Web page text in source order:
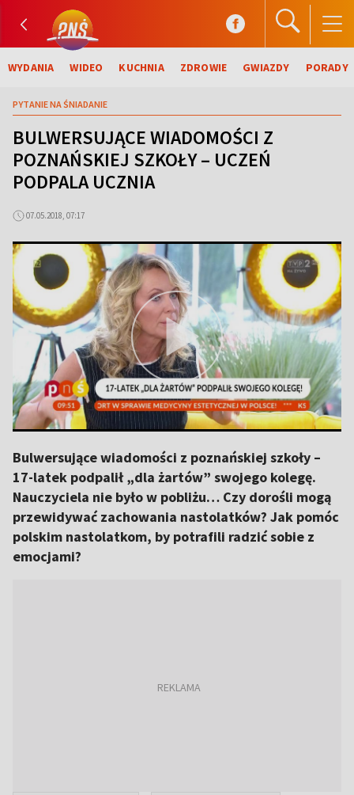
WYDANIA WIDEO KUCHNIA ZDROWIE GWIAZDY PORADY
PYTANIE NA ŚNIADANIE
BULWERSUJĄCE WIADOMOŚCI Z
POZNAŃSKIEJ SZKOŁY – UCZEŃ
PODPALA UCZNIA
07.05.2018, 07:17
Bulwersujące wiadomości z poznańskiej szkoły –
17-latek podpalił „dla żartów” swojego kolegę.
Nauczyciela nie było w pobliżu… Czy dorośli mogą
przewidywać zachowania nastolatków? Jak pomóc
polskim nastolatkom, by potrafili radzić sobie z
emocjami?